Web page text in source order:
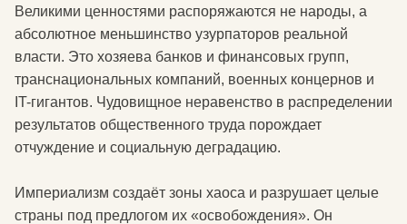
Великими ценностями распоряжаются не народы, а
абсолютное меньшинство узурпаторов реальной
власти. Это хозяева банков и финансовых групп,
транснациональных компаний, военных концернов и
IT-гигантов. Чудовищное неравенство в распределении
результатов общественного труда порождает
отчуждение и социальную деградацию.
Империализм создаёт зоны хаоса и разрушает целые
страны под предлогом их «освобождения». Он